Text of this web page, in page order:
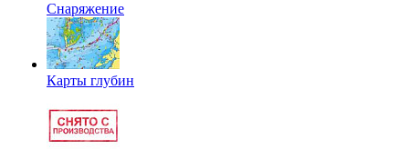
Снаряжение
Карты глубин